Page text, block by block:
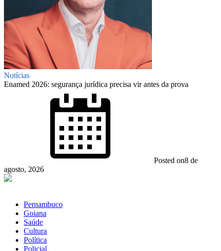
Notícias
Enamed 2026: segurança jurídica precisa vir antes da prova
Posted on8 de
agosto, 2026
Pernambuco
Goiana
Saúde
Cultura
Política
Policial